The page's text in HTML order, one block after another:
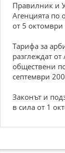
Правилник и
Агенцията по
от 5 октомври
Тарифа за
разглеждат
обществени
септември
Законът и
в сила от 1